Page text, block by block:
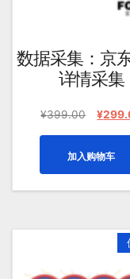
序
数据采集：京
详情采集
¥399.00
原
¥399.00
¥
加入购物车